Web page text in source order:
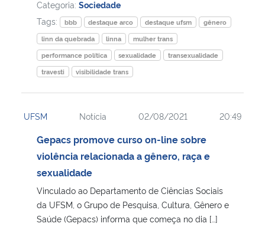
Categoria: Sociedade
Tags:
bbb destaque arco destaque ufsm
gênero
linn da quebrada
linna
mulher trans
performance política
sexualidade
transexualidade
travesti
visibilidade trans
UFSM Notícia 02/08/2021 20:49
Gepacs promove curso on-line sobre
violência relacionada a gênero, raça e
sexualidade
Vinculado ao Departamento de Ciências Sociais
da UFSM, o Grupo de Pesquisa, Cultura, Gênero e
Saúde (Gepacs) informa que começa no dia […]